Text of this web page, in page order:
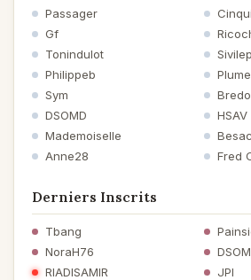
Passager
Gf
Tonindulot
Philippeb
Sym
DSOMD
HSAV
Mademoiselle
Besac
Anne28
Fred
Derniers Inscrits
Tbang
NoraH76
RIADISAMIR
JPI